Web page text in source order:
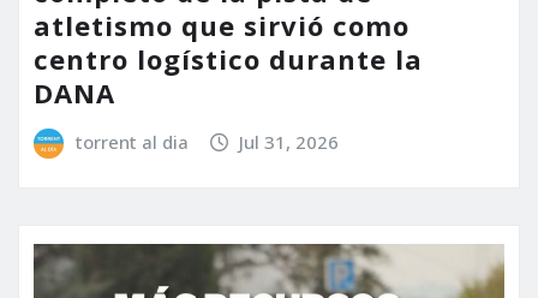
atletismo que sirvió como
centro logístico durante la
DANA
torrent al dia Jul 31, 2026